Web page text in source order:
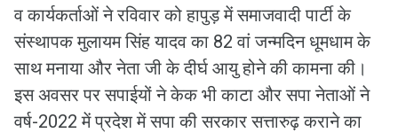
व कार्यकर्ताओं ने रविवार को हापुड़ में समाजवादी पार्टी के
संस्थापक मुलायम सिंह यादव का 82 वां जन्मदिन धूमधाम के
साथ मनाया और नेता जी के दीर्घ आयु होने की कामना की।
इस अवसर पर सपाईयों ने केक भी काटा और सपा नेताओं ने
वर्ष-2022 में प्रदेश में सपा की सरकार सत्तारुढ़ कराने का